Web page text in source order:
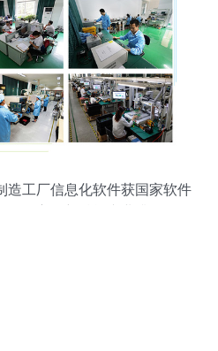
造工厂信息化软件获国家软件